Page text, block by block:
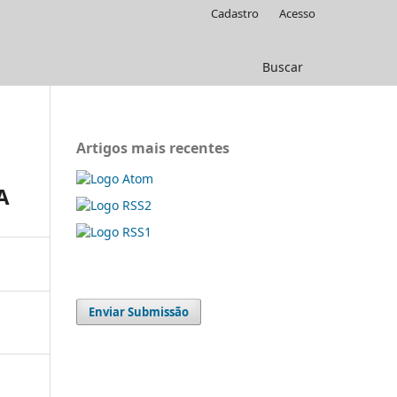
Buscar
Cadastro Acesso
Artigos mais recentes
Enviar Submissão